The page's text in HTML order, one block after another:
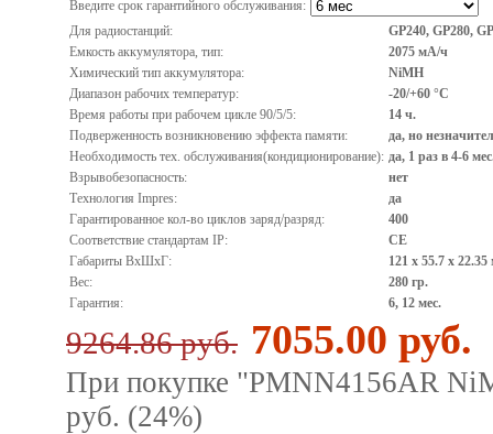
Введите срок гарантийного обслуживания:
Для радиостанций:
GP240, GP280,
Емкость аккумулятора, тип:
2075 мА/ч
Химический тип аккумулятора:
NiMH
Диапазон рабочих температур:
-20/+60 °С
Время работы при рабочем цикле 90/5/5:
14 ч.
Подверженность возникновению эффекта памяти:
да, но
Необходимость тех. обслуживания(кондиционирование): да, 1 раз в 4-6
Взрывобезопасность:
нет
Технология Impres:
да
Гарантированное кол-во циклов заряд/разряд:
400
Соответствие стандартам IP:
CE
Габариты ВхШхГ:
121 х 55.7 х
Вес:
280 гр.
Гарантия:
6, 12 мес.
9264.86 руб. 7055.00 руб.
При покупке "PMNN4156AR
руб. (24%)